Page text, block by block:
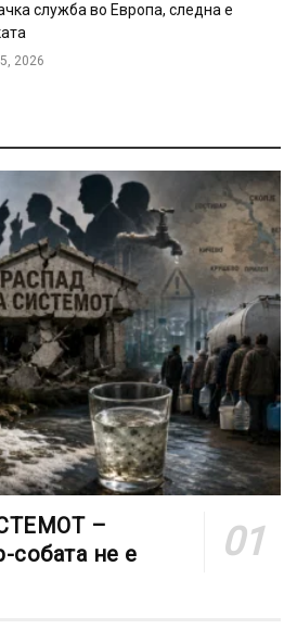
служба во Европа, следна е
2026
–
собата не е